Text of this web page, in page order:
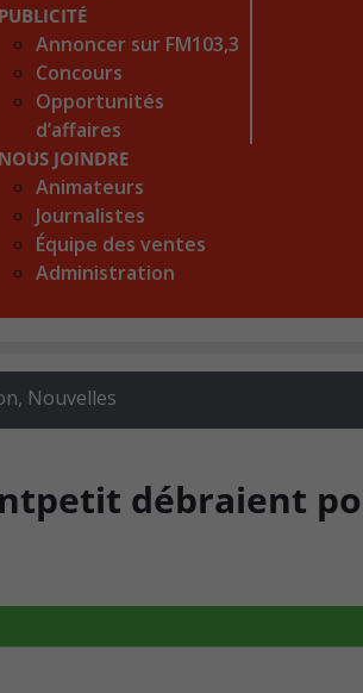
PUBLICITÉ
Annoncer sur FM103,3
Concours
Opportunités
d’affaires
NOUS JOINDRE
Animateurs
Journalistes
Équipe des ventes
Administration
, Nouvelles
débraient